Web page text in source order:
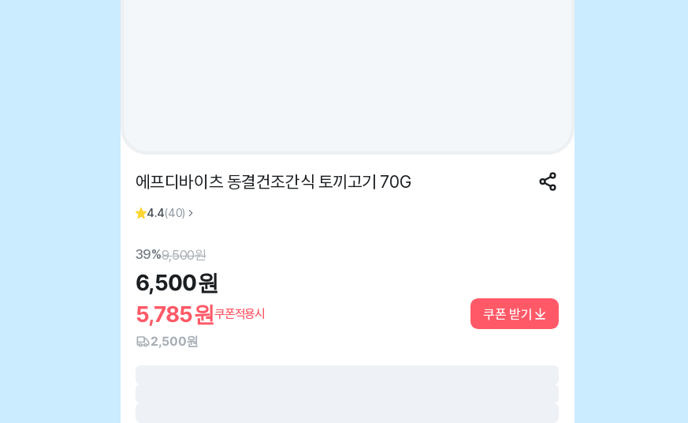
에프디바이츠 동결건조간식 토끼고기 70G
4.4(40)
39%9,500원
6,500원
5,785원쿠폰적용시 쿠폰 받기
2,500원